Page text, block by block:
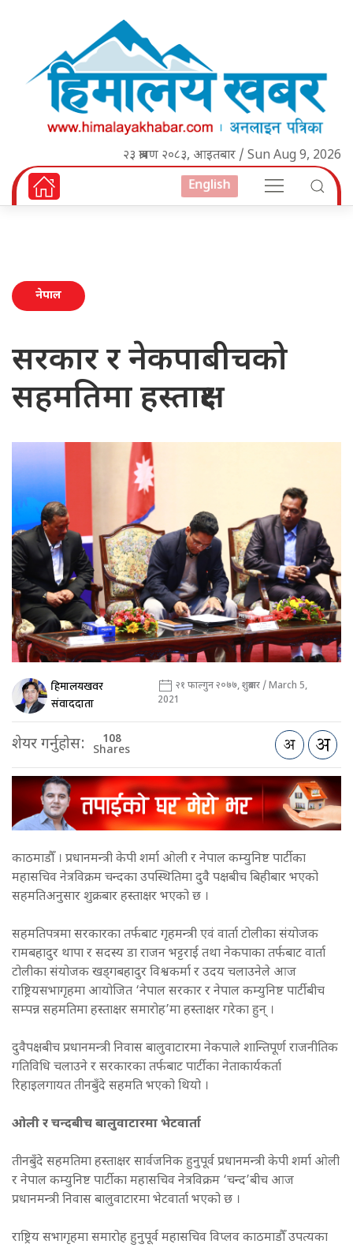
२३ श्रावण २०८३, आइतबार / Sun Aug 9, 2026
English
नेपाल
सरकार र नेकपाबीचको
सहमतिमा हस्ताक्षर
हिमालयखवर
संवाददाता
२१ फाल्गुन २०७७, शुक्रबार / March 5,
2021
शेयर गर्नुहोस: 108
Shares
काठमाडौँ । प्रधानमन्त्री केपी शर्मा ओली र नेपाल कम्युनिष्ट पार्टीका
महासचिव नेत्रविक्रम चन्दका उपस्थितिमा दुवै पक्षबीच बिहीबार भएको
सहमतिअनुसार शुक्रबार हस्ताक्षर भएको छ ।
सहमतिपत्रमा सरकारका तर्फबाट गृहमन्त्री एवं वार्ता टोलीका संयोजक
रामबहादुर थापा र सदस्य डा राजन भट्टराई तथा नेकपाका तर्फबाट वार्ता
टोलीका संयोजक खड्गबहादुर विश्वकर्मा र उदय चलाउनेले आज
राष्ट्रियसभागृहमा आयोजित ‘नेपाल सरकार र नेपाल कम्युनिष्ट पार्टीबीच
सम्पन्न सहमतिमा हस्ताक्षर समारोह’मा हस्ताक्षर गरेका हुन् ।
दुवैपक्षबीच प्रधानमन्त्री निवास बालुवाटारमा नेकपाले शान्तिपूर्ण राजनीतिक
गतिविधि चलाउने र सरकारका तर्फबाट पार्टीका नेताकार्यकर्ता
रिहाइलगायत तीनबुँदे सहमति भएको थियो ।
ओली र चन्दबीच बालुवाटारमा भेटवार्ता
तीनबुँदे सहमतिमा हस्ताक्षर सार्वजनिक हुनुपूर्व प्रधानमन्त्री केपी शर्मा ओली
र नेपाल कम्युनिष्ट पार्टीका महासचिव नेत्रविक्रम ‘चन्द’बीच आज
प्रधानमन्त्री निवास बालुवाटारमा भेटवार्ता भएको छ ।
राष्ट्रिय सभागृहमा समारोह हुनुपूर्व महासचिव विप्लव काठमाडौँ उपत्यका